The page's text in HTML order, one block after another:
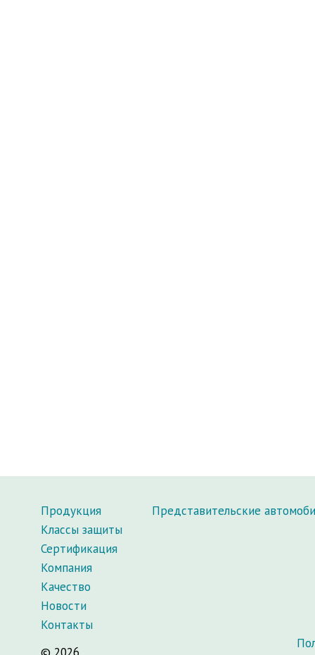
Продукция
Классы защиты
Сертификация
Компания
Качество
Новости
Контакты
Представительские